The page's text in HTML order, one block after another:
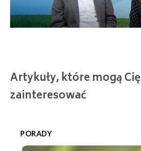
Artykuły, które mogą Cię
zainteresować
PORADY